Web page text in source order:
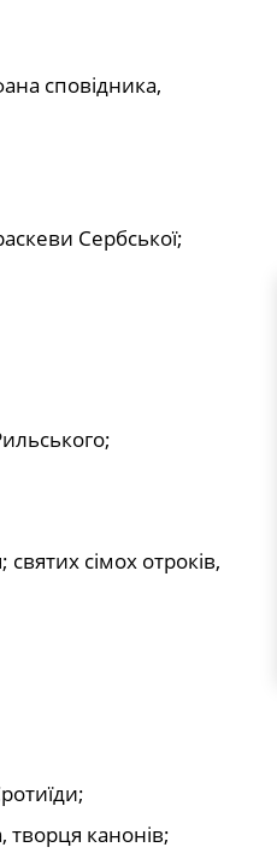
сповідника,
Сербської;
сімох отроків,
канонів;